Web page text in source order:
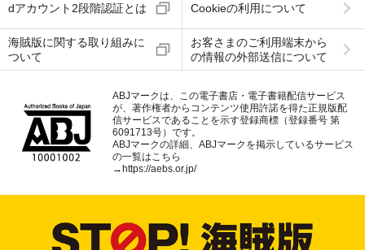
dアカウント2段階認証とは Cookieの利用について
海賊版に関する取り組みに
ついて
お客さまのご利用端末から
の情報の外部送信について
ABJマークは、この電子書店・電子書籍配信サービス
が、著作権者からコンテンツ使用許諾を得た正規版配
信サービスであることを示す登録商標（登録番号 第
6091713号）です。
ABJマークの詳細、ABJマークを掲示しているサービス
の一覧はこちら
→https://aebs.or.jp/